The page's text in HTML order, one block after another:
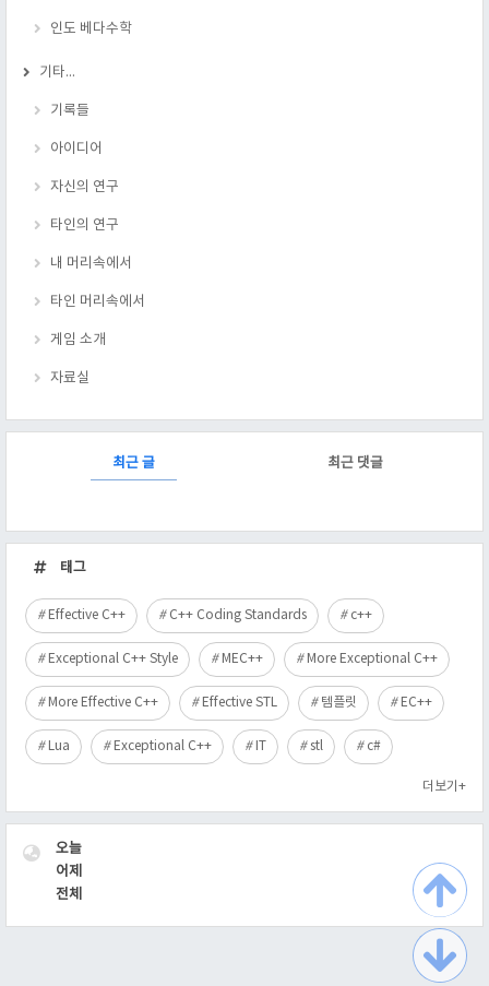
인도 베다수학
기타...
기록들
아이디어
자신의 연구
타인의 연구
내 머리속에서
타인 머리속에서
게임 소개
자료실
최근 글 최근 댓글
근
글
태그
Effective C++ C++ Coding Standards c++
Exceptional C++ Style MEC++ More Exceptional C++
More Effective C++ Effective STL 템플릿 EC++
Lua Exceptional C++ IT stl c#
더보기+
VISITOR
오늘
어제
전체